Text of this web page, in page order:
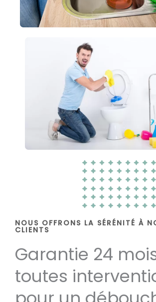
NOUS OFFRONS LA SÉRÉNITÉ À
CLIENTS
Garantie 24
toutes